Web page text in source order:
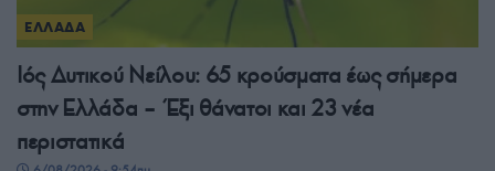
ΕΛΛΑΔΑ
Ιός Δυτικού Νείλου: 65 κρούσματα έως σήμερα
στην Ελλάδα – Έξι θάνατοι και 23 νέα
περιστατικά